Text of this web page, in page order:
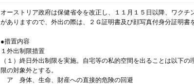
オーストリア政府は保健省令を改正し、１１月１５日以降、ワク
がありますので、外出の際は、２Ｇ証明書及び顔写真付身分証明書
●措置内容
１外出制限措置
（１）終日外出制限を実施。自宅等の私的空間を出ることは以下
限の対象外とする。
ア 身体、生命、財産への直接的危険の回避